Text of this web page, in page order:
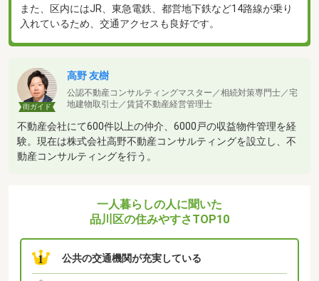
また、区内にはJR、東急電鉄、都営地下鉄など14路線が乗り
入れているため、交通アクセスも良好です。
街ガイド
高野 友樹
公認不動産コンサルティングマスター／相続対策専門士／宅
地建物取引士／賃貸不動産経営管理士
不動産会社にて600件以上の仲介、6000戸の収益物件管理を経
験。現在は株式会社高野不動産コンサルティングを設立し、不
動産コンサルティングを行う。
一人暮らしの人に聞いた
品川区の住みやすさTOP10
1 公共の交通機関が充実している